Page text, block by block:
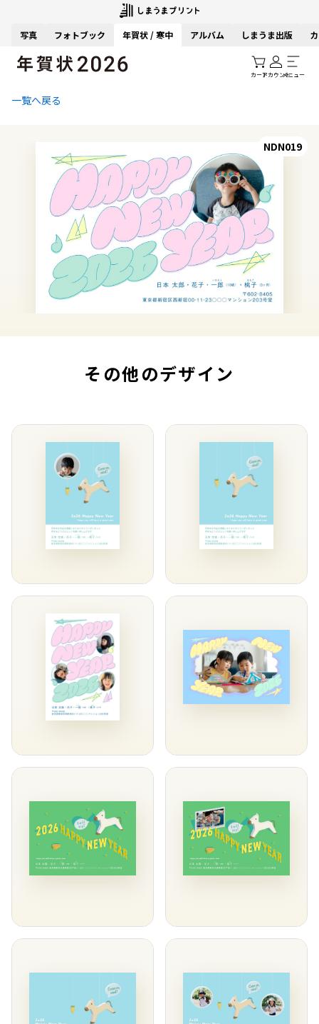
写真 フォトブック 年賀状 / 寒中 アルバム しまうま出版
カートアカウントメニュー
一覧へ戻る
NDN019
その他のデザイン